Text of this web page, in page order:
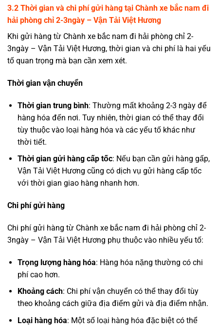
3.2 Thời gian và chi phí gửi hàng tại Chành xe bắc nam đi
hải phòng chỉ 2-3ngày – Vận Tải Việt Hương
Khi gửi hàng từ Chành xe bắc nam đi hải phòng chỉ 2-
3ngày – Vận Tải Việt Hương, thời gian và chi phí là hai yếu
tố quan trọng mà bạn cần xem xét.
Thời gian vận chuyển
Thời gian trung bình: Thường mất khoảng 2-3 ngày để
hàng hóa đến nơi. Tuy nhiên, thời gian có thể thay đổi
tùy thuộc vào loại hàng hóa và các yếu tố khác như
thời tiết.
Thời gian gửi hàng cấp tốc: Nếu bạn cần gửi hàng gấp,
Vận Tải Việt Hương cũng có dịch vụ gửi hàng cấp tốc
với thời gian giao hàng nhanh hơn.
Chi phí gửi hàng
Chi phí gửi hàng từ Chành xe bắc nam đi hải phòng chỉ 2-
3ngày – Vận Tải Việt Hương phụ thuộc vào nhiều yếu tố:
Trọng lượng hàng hóa: Hàng hóa nặng thường có chi
phí cao hơn.
Khoảng cách: Chi phí vận chuyển có thể thay đổi tùy
theo khoảng cách giữa địa điểm gửi và địa điểm nhận.
Loại hàng hóa: Một số loại hàng hóa đặc biệt có thể